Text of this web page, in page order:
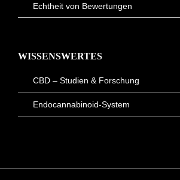
Echtheit von Bewertungen
WISSENSWERTES
CBD – Studien & Forschung
Endocannabinoid-System